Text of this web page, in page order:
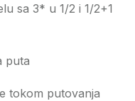
sa 3* u 1/2 i 1/2+1
puta
tokom putovanja